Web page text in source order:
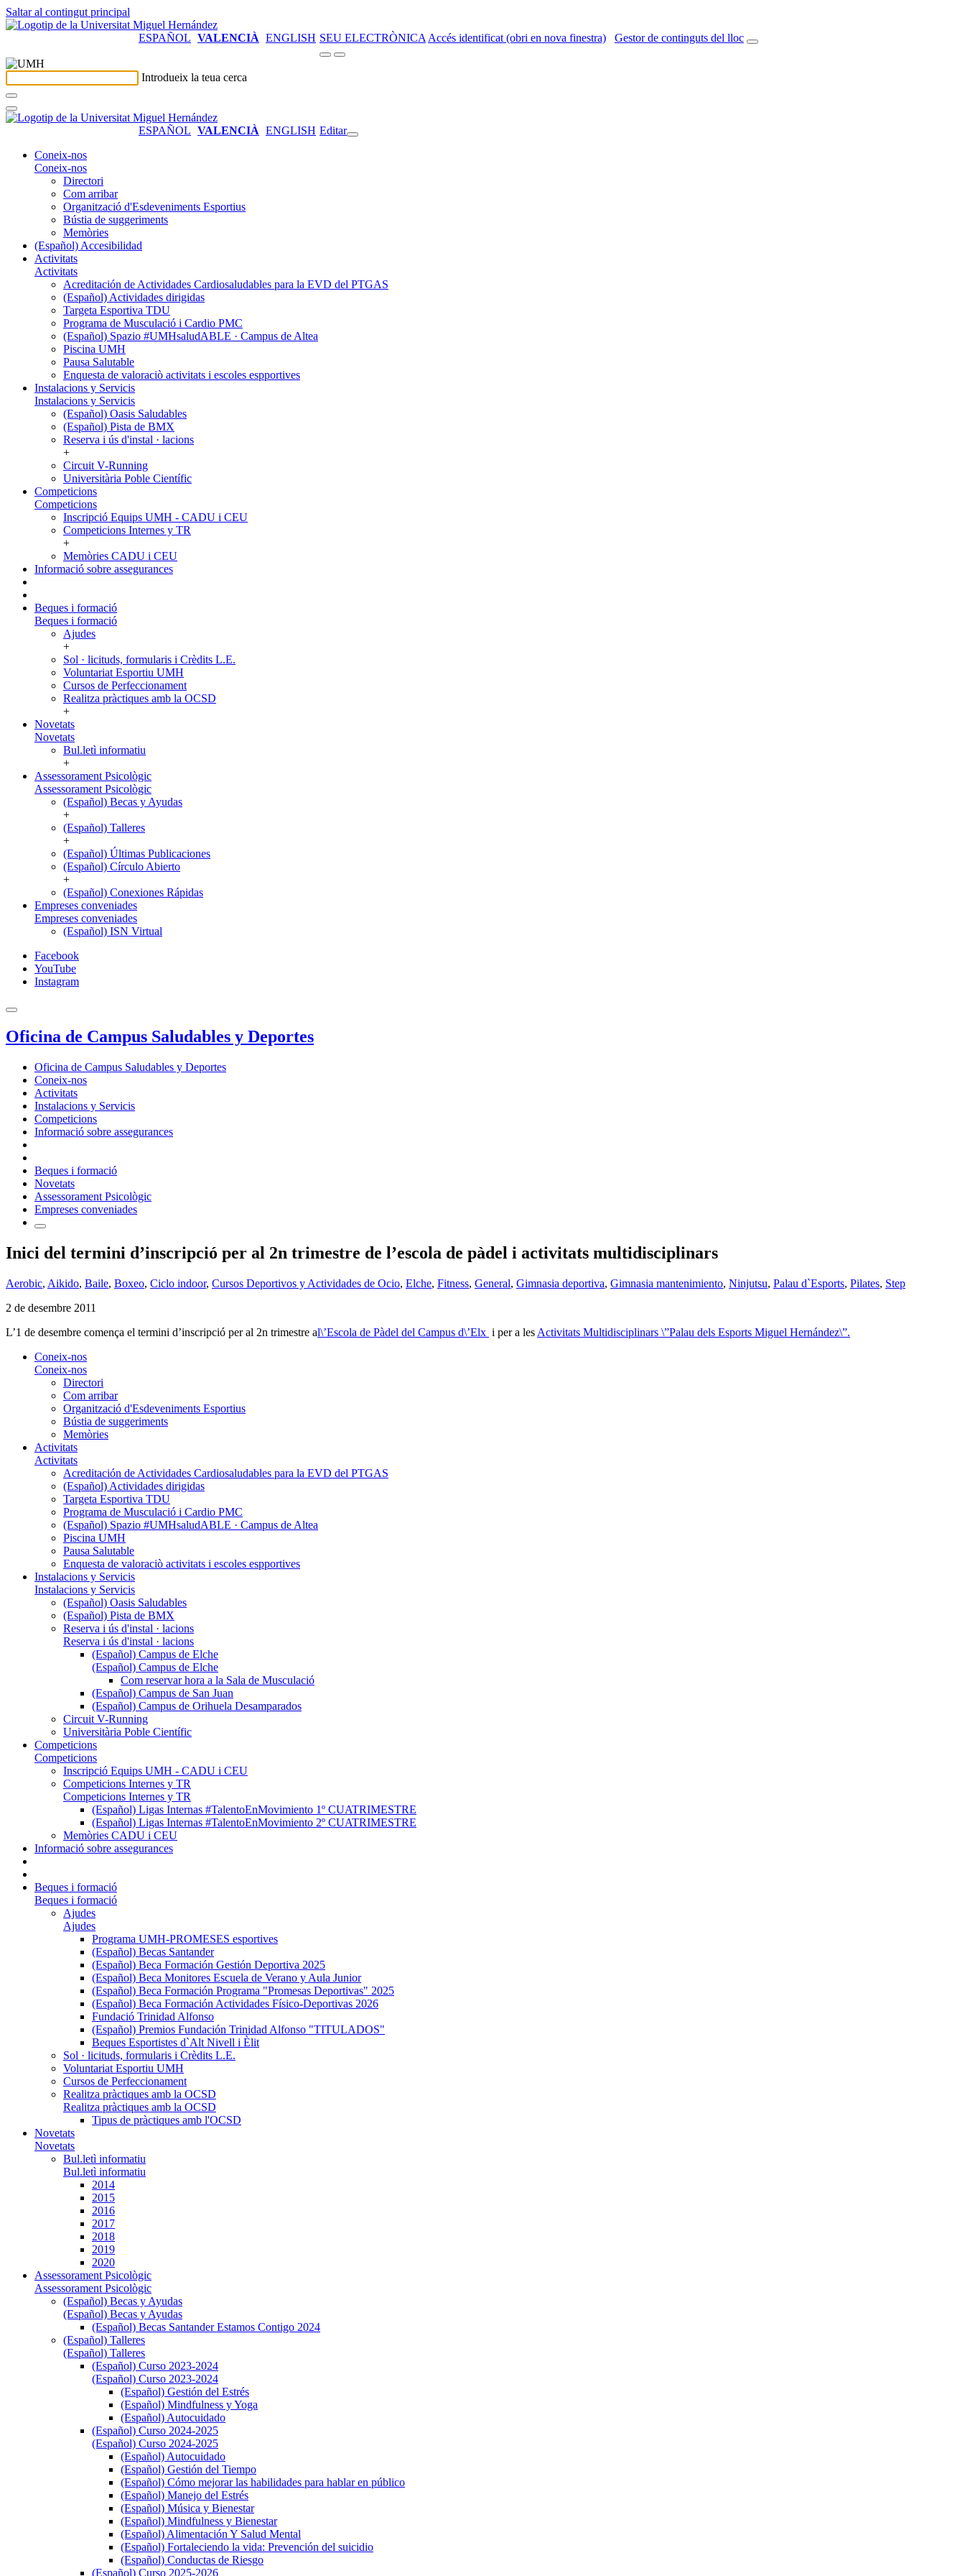
Saltar al contingut principal
ESPAÑOL VALENCIÀ ENGLISH SEU ELECTRÒNICA Accés identificat (obri en nova finestra) Gestor de continguts del lloc
Introdueix la teua cerca
ESPAÑOL VALENCIÀ ENGLISH Editar
Coneix-nos
Coneix-nos
Directori
Com arribar
Organització d'Esdeveniments Esportius
Bústia de suggeriments
Memòries
(Español) Accesibilidad
Activitats
Activitats
Acreditación de Actividades Cardiosaludables para la EVD del PTGAS
(Español) Actividades dirigidas
Targeta Esportiva TDU
Programa de Musculació i Cardio PMC
(Español) Spazio #UMHsaludABLE · Campus de Altea
Piscina UMH
Pausa Salutable
Enquesta de valoraciò activitats i escoles espportives
Instalacions y Servicis
Instalacions y Servicis
(Español) Oasis Saludables
(Español) Pista de BMX
Reserva i ús d'instal · lacions
+
Circuit V-Running
Universitària Poble Científic
Competicions
Competicions
Inscripció Equips UMH - CADU i CEU
Competicions Internes y TR
+
Memòries CADU i CEU
Informació sobre assegurances
Beques i formació
Beques i formació
Ajudes
+
Sol · licituds, formularis i Crèdits L.E.
Voluntariat Esportiu UMH
Cursos de Perfeccionament
Realitza pràctiques amb la OCSD
+
Novetats
Novetats
Bul.letì informatiu
+
Assessorament Psicològic
Assessorament Psicològic
(Español) Becas y Ayudas
+
(Español) Talleres
+
(Español) Últimas Publicaciones
(Español) Círculo Abierto
+
(Español) Conexiones Rápidas
Empreses conveniades
Empreses conveniades
(Español) ISN Virtual
Facebook
YouTube
Instagram
Oficina de Campus Saludables y Deportes
Oficina de Campus Saludables y Deportes
Coneix-nos
Activitats
Instalacions y Servicis
Competicions
Informació sobre assegurances
Beques i formació
Novetats
Assessorament Psicològic
Empreses conveniades
Inici del termini d’inscripció per al 2n trimestre de l’escola de pàdel i activitats multidisciplinars
Aerobic, Aikido, Baile, Boxeo, Ciclo indoor, Cursos Deportivos y Actividades de Ocio, Elche, Fitness, General, Gimnasia deportiva, Gimnasia mantenimiento, Ninjutsu, Palau d`Esports, Pilates, Step
2 de desembre 2011
L’1 de desembre comença el termini d’inscripció per al 2n trimestre al\’Escola de Pàdel del Campus d\’Elx i per a les Activitats Multidisciplinars \”Palau dels Esports Miguel Hernández\”.
Coneix-nos
Coneix-nos
Directori
Com arribar
Organització d'Esdeveniments Esportius
Bústia de suggeriments
Memòries
Activitats
Activitats
Acreditación de Actividades Cardiosaludables para la EVD del PTGAS
(Español) Actividades dirigidas
Targeta Esportiva TDU
Programa de Musculació i Cardio PMC
(Español) Spazio #UMHsaludABLE · Campus de Altea
Piscina UMH
Pausa Salutable
Enquesta de valoraciò activitats i escoles espportives
Instalacions y Servicis
Instalacions y Servicis
(Español) Oasis Saludables
(Español) Pista de BMX
Reserva i ús d'instal · lacions
Reserva i ús d'instal · lacions
(Español) Campus de Elche
(Español) Campus de Elche
Com reservar hora a la Sala de Musculació
(Español) Campus de San Juan
(Español) Campus de Orihuela Desamparados
Circuit V-Running
Universitària Poble Científic
Competicions
Competicions
Inscripció Equips UMH - CADU i CEU
Competicions Internes y TR
Competicions Internes y TR
(Español) Ligas Internas #TalentoEnMovimiento 1º CUATRIMESTRE
(Español) Ligas Internas #TalentoEnMovimiento 2º CUATRIMESTRE
Memòries CADU i CEU
Informació sobre assegurances
Beques i formació
Beques i formació
Ajudes
Ajudes
Programa UMH-PROMESES esportives
(Español) Becas Santander
(Español) Beca Formación Gestión Deportiva 2025
(Español) Beca Monitores Escuela de Verano y Aula Junior
(Español) Beca Formación Programa "Promesas Deportivas" 2025
(Español) Beca Formación Actividades Físico-Deportivas 2026
Fundació Trinidad Alfonso
(Español) Premios Fundación Trinidad Alfonso "TITULADOS"
Beques Esportistes d`Alt Nivell i Èlit
Sol · licituds, formularis i Crèdits L.E.
Voluntariat Esportiu UMH
Cursos de Perfeccionament
Realitza pràctiques amb la OCSD
Realitza pràctiques amb la OCSD
Tipus de pràctiques amb l'OCSD
Novetats
Novetats
Bul.letì informatiu
Bul.letì informatiu
2014
2015
2016
2017
2018
2019
2020
Assessorament Psicològic
Assessorament Psicològic
(Español) Becas y Ayudas
(Español) Becas y Ayudas
(Español) Becas Santander Estamos Contigo 2024
(Español) Talleres
(Español) Talleres
(Español) Curso 2023-2024
(Español) Curso 2023-2024
(Español) Gestión del Estrés
(Español) Mindfulness y Yoga
(Español) Autocuidado
(Español) Curso 2024-2025
(Español) Curso 2024-2025
(Español) Autocuidado
(Español) Gestión del Tiempo
(Español) Cómo mejorar las habilidades para hablar en público
(Español) Manejo del Estrés
(Español) Música y Bienestar
(Español) Mindfulness y Bienestar
(Español) Alimentación Y Salud Mental
(Español) Fortaleciendo la vida: Prevención del suicidio
(Español) Conductas de Riesgo
(Español) Curso 2025-2026